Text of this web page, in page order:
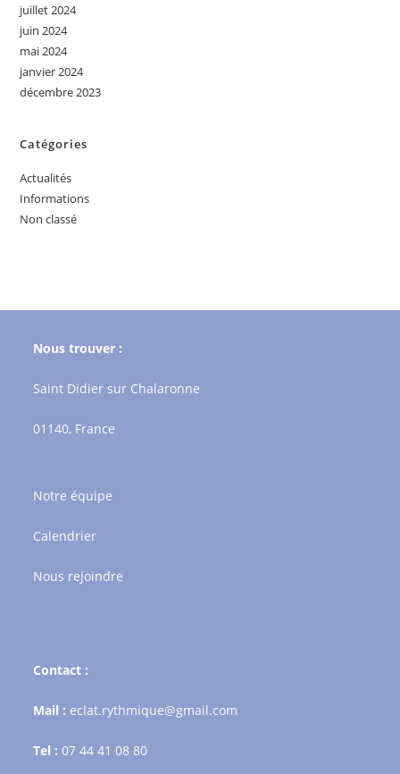
juillet 2024
juin 2024
mai 2024
janvier 2024
décembre 2023
Catégories
Actualités
Informations
Non classé
Nous trouver :
Saint Didier sur Chalaronne
01140, France
Notre équipe
Calendrier
Nous rejoindre
Contact :
Mail : eclat.rythmique@gmail.com
Tel : 07 44 41 08 80